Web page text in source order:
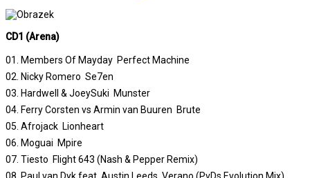
CD1 (Arena)
01. Members Of Mayday  Perfect Machine
02. Nicky Romero  Se7en
03. Hardwell & JoeySuki  Munster
04. Ferry Corsten vs Armin van Buuren  Brute
05. Afrojack  Lionheart
06. Moguai  Mpire
07. Tiesto  Flight 643 (Nash & Pepper Remix)